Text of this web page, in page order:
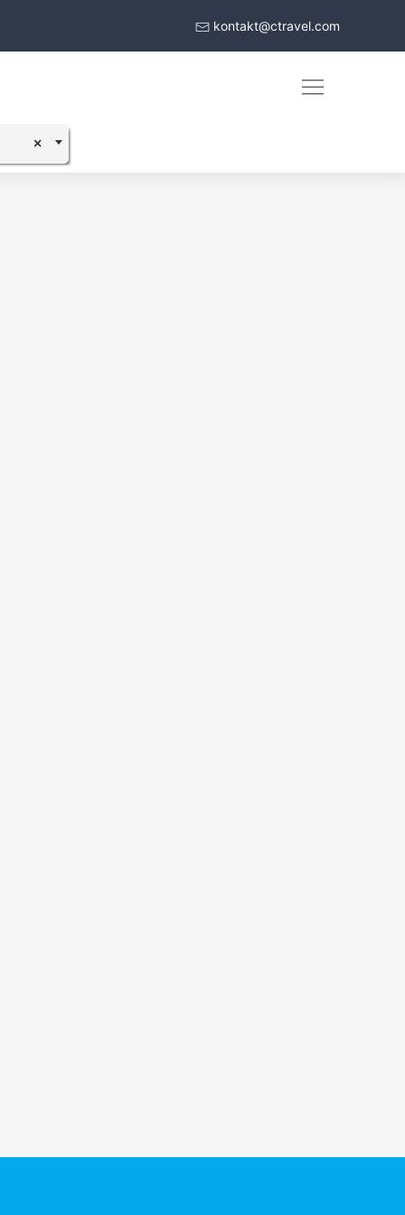
kontakt@ctravel.com
×